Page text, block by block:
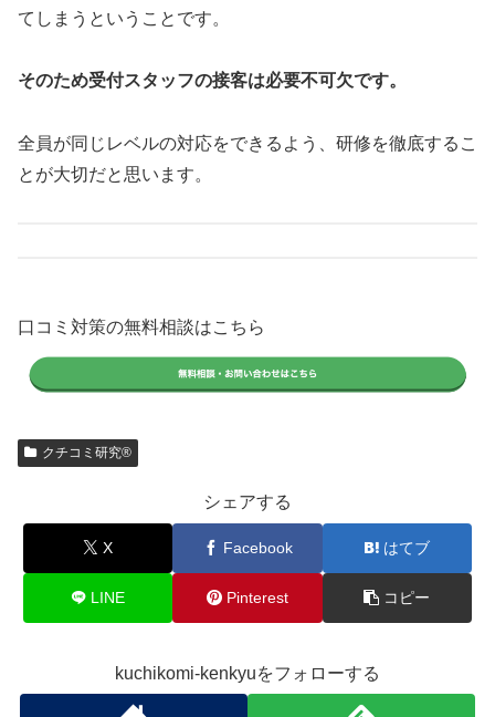
てしまうということです。
そのため受付スタッフの接客は必要不可欠です。
全員が同じレベルの対応をできるよう、研修を徹底するこ
とが大切だと思います。
口コミ対策の無料相談はこちら
クチコミ研究®
シェアする
X Facebook はてブ
LINE Pinterest コピー
kuchikomi-kenkyuをフォローする